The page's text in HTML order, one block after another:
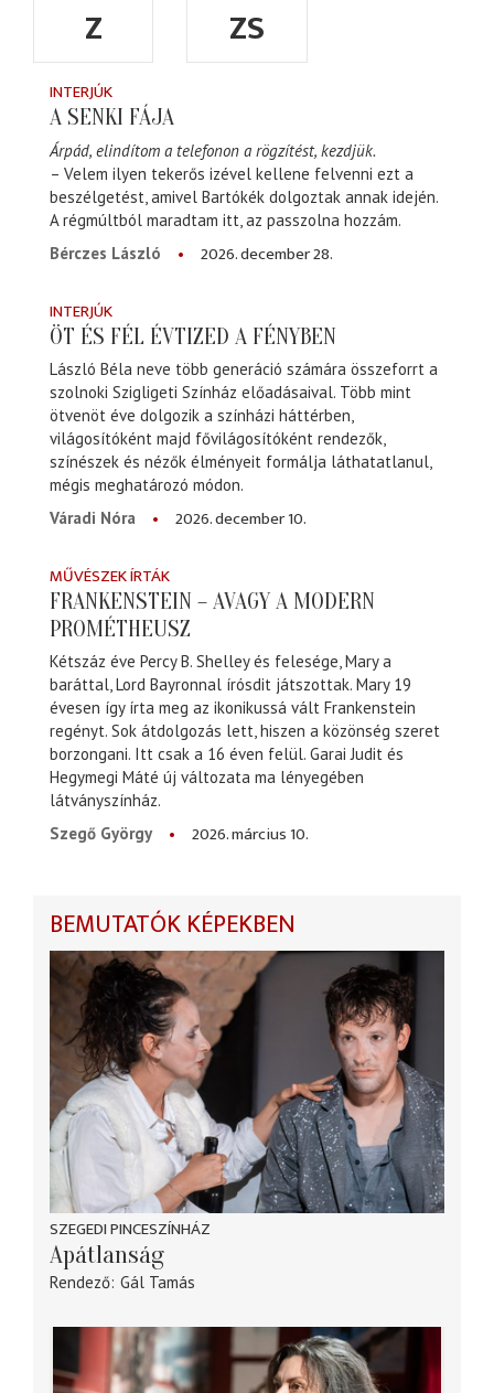
Z
ZS
INTERJÚK
A SENKI FÁJA
Árpád, elindítom a telefonon a rögzítést, kezdjük.
– Velem ilyen tekerős izével kellene felvenni ezt a
beszélgetést, amivel Bartókék dolgoztak annak idején.
A régmúltból maradtam itt, az passzolna hozzám.
Bérczes László
2026. december 28.
INTERJÚK
ÖT ÉS FÉL ÉVTIZED A FÉNYBEN
László Béla neve több generáció számára összeforrt a
szolnoki Szigligeti Színház előadásaival. Több mint
ötvenöt éve dolgozik a színházi háttérben,
világosítóként majd fővilágosítóként rendezők,
színészek és nézők élményeit formálja láthatatlanul,
mégis meghatározó módon.
Váradi Nóra
2026. december 10.
MŰVÉSZEK ÍRTÁK
FRANKENSTEIN – AVAGY A MODERN
PROMÉTHEUSZ
Kétszáz éve Percy B. Shelley és felesége, Mary a
baráttal, Lord Bayronnal írósdit játszottak. Mary 19
évesen így írta meg az ikonikussá vált Frankenstein
regényt. Sok átdolgozás lett, hiszen a közönség szeret
borzongani. Itt csak a 16 éven felül. Garai Judit és
Hegymegi Máté új változata ma lényegében
látványszínház.
Szegő György
2026. március 10.
BEMUTATÓK KÉPEKBEN
SZEGEDI PINCESZÍNHÁZ
Apátlanság
Rendező Gál Tamás